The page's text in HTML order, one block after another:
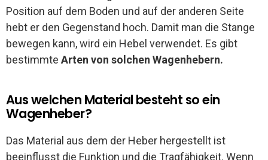
Position auf dem Boden und auf der anderen Seite
hebt er den Gegenstand hoch. Damit man die Stange
bewegen kann, wird ein Hebel verwendet. Es gibt
bestimmte Arten von solchen Wagenhebern.
Aus welchen Material besteht so ein
Wagenheber?
Das Material aus dem der Heber hergestellt ist
beeinflusst die Funktion und die Tragfähigkeit. Wenn